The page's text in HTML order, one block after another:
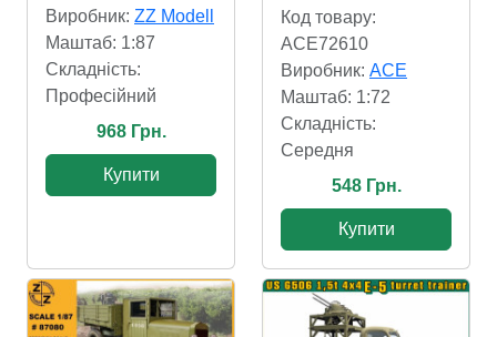
Виробник: ZZ Modell
Маштаб: 1:87
Складність:
Професійний
968 Грн.
Купити
Код товару:
ACE72610
Виробник: ACE
Маштаб: 1:72
Складність:
Cередня
548 Грн.
Купити